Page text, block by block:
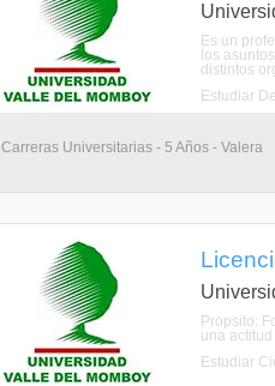
Es un
los
distintos
Estudiar
Carreras Universitarias - 5 Años - Valera
Propsito:
una
Estudiar